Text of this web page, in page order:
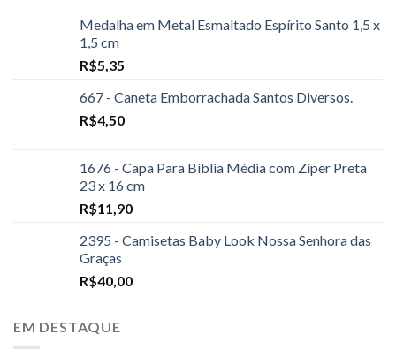
Medalha em Metal Esmaltado Espírito Santo 1,5 x
1,5 cm
R$5,35
667 - Caneta Emborrachada Santos Diversos.
R$4,50
1676 - Capa Para Bíblia Média com Zíper Preta
23 x 16 cm
R$11,90
2395 - Camisetas Baby Look Nossa Senhora das
Graças
R$40,00
EM DESTAQUE